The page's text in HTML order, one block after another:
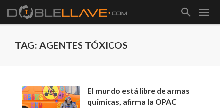
TAG: AGENTES TÓXICOS
El mundo está libre de armas
químicas, afirma la OPAC